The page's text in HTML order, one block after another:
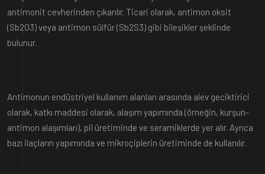
antimonit cevherinden çıkarılır. Ticari olarak, antimon oksit
(Sb2O3) veya antimon sülfür (Sb2S3) gibi bileşikler şeklinde
bulunur.
Antimonun endüstriyel kullanım alanları arasında alev geciktirici
olarak, katkı maddesi olarak, alaşım yapımında (örneğin, kurşun-
antimon alaşımları), pil üretiminde ve seramiklerde yer alır. Ayrıca
bazı ilaçların yapımında ve mikroçiplerin üretiminde de kullanılır.